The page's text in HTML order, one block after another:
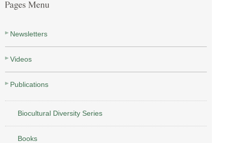
Newsletters
Videos
Publications
Biocultural Diversity Series
Books